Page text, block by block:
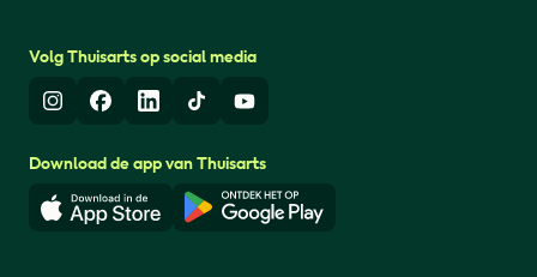
Volg Thuisarts op social media
InstagramFacebook
LinkedInTikTokYoutube
Download de app van Thuisarts
Download in de App StoreDownload in de Google Play